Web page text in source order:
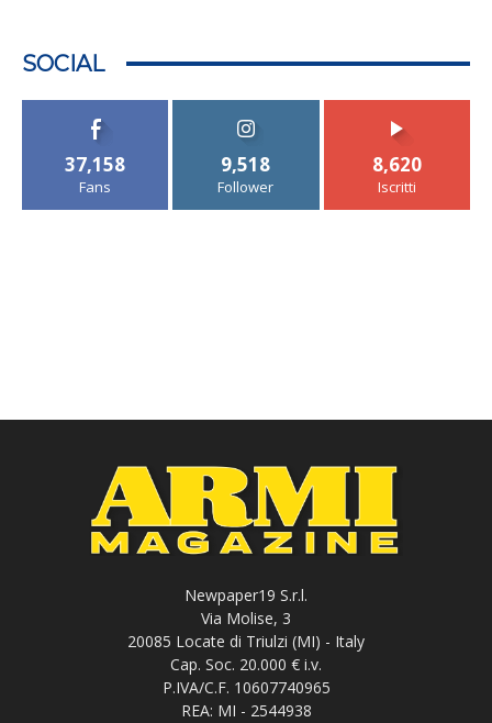
SOCIAL
37,158
Fans
9,518
Follower
8,620
Iscritti
Newpaper19 S.r.l.
Via Molise, 3
20085 Locate di Triulzi (MI) - Italy
Cap. Soc. 20.000 € i.v.
P.IVA/C.F. 10607740965
REA: MI - 2544938